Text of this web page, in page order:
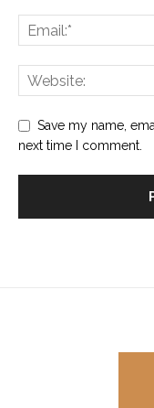
Save my name,
next time I comment.